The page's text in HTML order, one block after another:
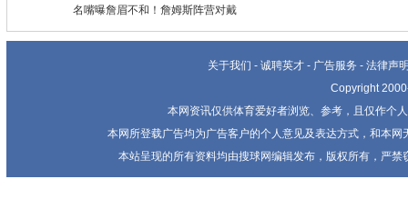
名嘴曝詹眉不和！詹姆斯阵营对戴
关于我们 - 诚聘英才 - 广告服务 - 法律声
Copyright
本网资讯仅供体育爱好者浏览、参考，且仅作个
本网所登载广告均为广告客户的个人意见及表达方式，和本
本站呈现的所有资料均由搜球网编辑发布，版权所有，严